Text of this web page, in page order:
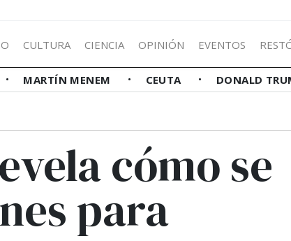
CULTURA CIENCIA OPINIÓN EVENTOS
MARTÍN MENEM CEUTA DONALD
cómo se
para